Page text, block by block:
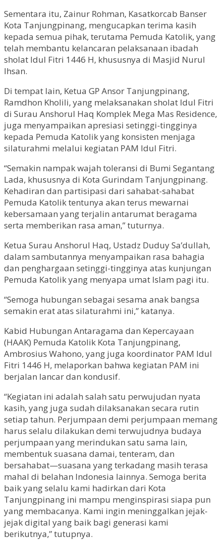
Sementara itu, Zainur Rohman, Kasatkorcab Banser
Kota Tanjungpinang, mengucapkan terima kasih
kepada semua pihak, terutama Pemuda Katolik, yang
telah membantu kelancaran pelaksanaan ibadah
sholat Idul Fitri 1446 H, khususnya di Masjid Nurul
Ihsan.
Di tempat lain, Ketua GP Ansor Tanjungpinang,
Ramdhon Kholili, yang melaksanakan sholat Idul Fitri
di Surau Anshorul Haq Komplek Mega Mas Residence,
juga menyampaikan apresiasi setinggi-tingginya
kepada Pemuda Katolik yang konsisten menjaga
silaturahmi melalui kegiatan PAM Idul Fitri.
“Semakin nampak wajah toleransi di Bumi Segantang
Lada, khususnya di Kota Gurindam Tanjungpinang.
Kehadiran dan partisipasi dari sahabat-sahabat
Pemuda Katolik tentunya akan terus mewarnai
kebersamaan yang terjalin antarumat beragama
serta memberikan rasa aman,” tuturnya.
Ketua Surau Anshorul Haq, Ustadz Duduy Sa’dullah,
dalam sambutannya menyampaikan rasa bahagia
dan penghargaan setinggi-tingginya atas kunjungan
Pemuda Katolik yang menyapa umat Islam pagi itu.
“Semoga hubungan sebagai sesama anak bangsa
semakin erat atas silaturahmi ini,” katanya.
Kabid Hubungan Antaragama dan Kepercayaan
(HAAK) Pemuda Katolik Kota Tanjungpinang,
Ambrosius Wahono, yang juga koordinator PAM Idul
Fitri 1446 H, melaporkan bahwa kegiatan PAM ini
berjalan lancar dan kondusif.
“Kegiatan ini adalah salah satu perwujudan nyata
kasih, yang juga sudah dilaksanakan secara rutin
setiap tahun. Perjumpaan demi perjumpaan memang
harus selalu dilakukan demi terwujudnya budaya
perjumpaan yang merindukan satu sama lain,
membentuk suasana damai, tenteram, dan
bersahabat—suasana yang terkadang masih terasa
mahal di belahan Indonesia lainnya. Semoga berita
baik yang selalu kami hadirkan dari Kota
Tanjungpinang ini mampu menginspirasi siapa pun
yang membacanya. Kami ingin meninggalkan jejak-
jejak digital yang baik bagi generasi kami
berikutnya,” tutupnya.